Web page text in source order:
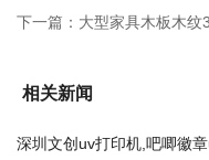
下一篇： 大型家具木板木
相关新闻
深圳文创uv打印机,吧唧徽